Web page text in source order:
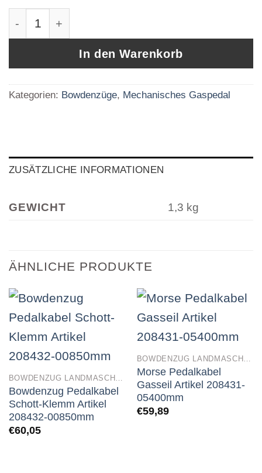
Mechanisches Gaspedal Fußpedal Morse
In den Warenkorb
Kategorien: Bowdenzüge, Mechanisches Gaspedal
ZUSÄTZLICHE INFORMATIONEN
GEWICHT 1,3 kg
ÄHNLICHE PRODUKTE
BOWDENZUG LANDMASCHINEN
Bowdenzug Pedalkabel
Schott-Klemm Artikel
208432-00850mm
€60,05
BOWDENZUG LANDMASCHINEN
Morse Pedalkabel
Gasseil Artikel 208431-
05400mm
€59,89